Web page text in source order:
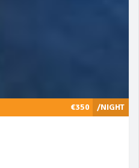
/NIGHT
€350